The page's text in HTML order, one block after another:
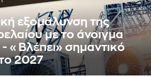
εξομάλυνση της
με το άνοιγμα
«Βλέπει» σημαντικό
2027